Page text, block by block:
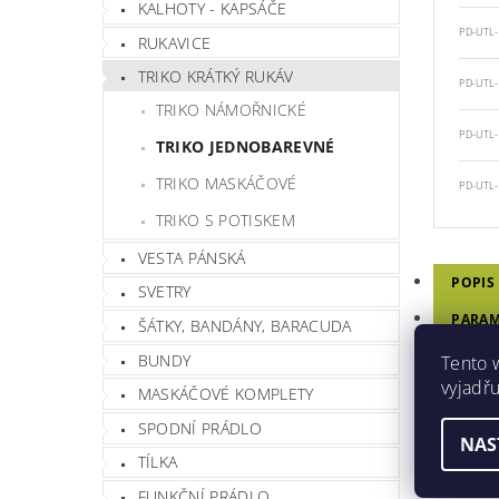
KALHOTY - KAPSÁČE
RUKAVICE
TRIKO KRÁTKÝ RUKÁV
TRIKO NÁMOŘNICKÉ
TRIKO JEDNOBAREVNÉ
TRIKO MASKÁČOVÉ
TRIKO S POTISKEM
VESTA PÁNSKÁ
SVETRY
ŠÁTKY, BANDÁNY, BARACUDA
BUNDY
MASKÁČOVÉ KOMPLETY
SPODNÍ PRÁDLO
TÍLKA
PD-
PD-
PD-
PD-
POPIS
Tento